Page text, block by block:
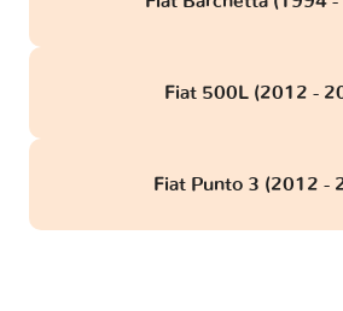
Fiat 500L (2012 -
Fiat Punto 3 (2012 -